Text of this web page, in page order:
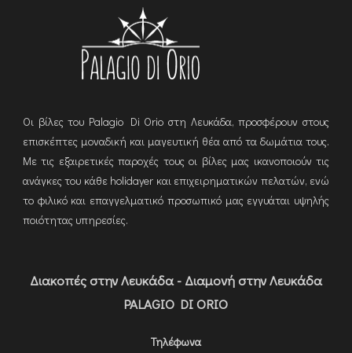
Οι βίλες του Palagio Di Orio στη Λευκάδα, προσφέρουν στους
επισκέπτες μοναδική και μαγευτική θέα από τα δωμάτια τους.
Με τις εξαιρετικές παροχές τους οι βίλες μας ικανοποιούν τις
ανάγκες του κάθε holidayer και επιχειρηματικών πελατών, ενώ
το φιλικό και επαγγελματικό προσωπικό μας εγγυάται υψηλής
ποιότητας υπηρεσίες.
Διακοπές στην Λευκάδα - Διαμονή στην Λευκάδα
PALAGIO DI ORIO
Τηλέφωνα